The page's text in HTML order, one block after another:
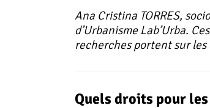
Ana Cristina TORRES,
d’Urbanisme Lab’Urba.
recherches portent sur
Quels droits pour les